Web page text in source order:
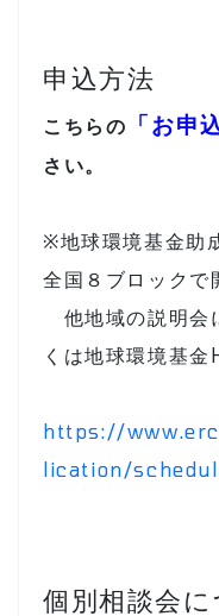
申込方法
こちらの 「お申
さい。
※地球環境基金助
全国８ブロックで
他地域の説明会
くは地球環境基金
https://
lication/
個別相談会に